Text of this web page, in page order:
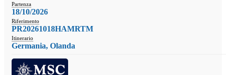
Partenza
18/10/2026
Riferimento
PR20261018HAMRTM
Itinerario
Germania, Olanda